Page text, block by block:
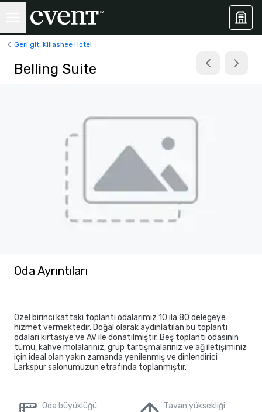
Geri git: Killashee Hotel
Belling Suite
Oda Ayrıntıları
Özel birinci kattaki toplantı odalarımız 10 ila 80 delegeye
hizmet vermektedir. Doğal olarak aydınlatılan bu toplantı
odaları kırtasiye ve AV ile donatılmıştır. Beş toplantı odasının
tümü, kahve molalarınız, grup tartışmalarınız ve ağ iletişiminiz
için ideal olan yakın zamanda yenilenmiş ve dinlendirici
Larkspur salonumuzun etrafında toplanmıştır.
Oda büyüklüğü
Tavan yüksekliği